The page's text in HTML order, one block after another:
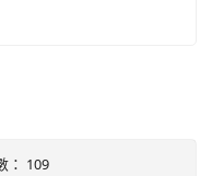
： 109